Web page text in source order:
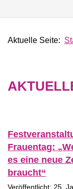
Aktuelle Seite:
Frauentag:
es eine neue
braucht“
Veröffentlicht: 25.